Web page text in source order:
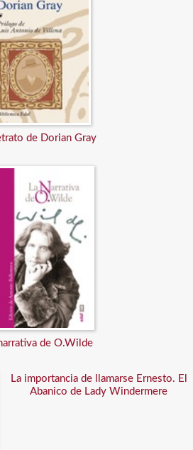
de Dorian Gray
de O.Wilde
La importancia de llamarse Ernesto. El
Abanico de Lady Windermere